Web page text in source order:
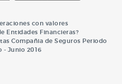
con valores
Entidades Financieras?
Compañia de Seguros Periodo
- Junio 2016